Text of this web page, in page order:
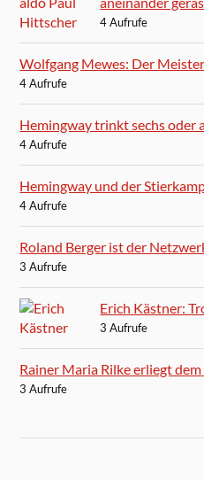
4 Aufrufe
Wolfgang Mewes: Der
4 Aufrufe
Hemingway trinkt sechs oder
4 Aufrufe
Hemingway und der
4 Aufrufe
Roland Berger ist der
3 Aufrufe
Erich Kästner:
3 Aufrufe
Rainer Maria Rilke erliegt
3 Aufrufe